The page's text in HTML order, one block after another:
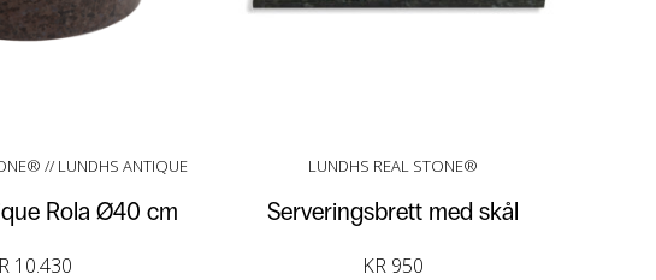
// LUNDHS ANTIQUE
Rola Ø40 cm
10.430
LUNDHS REAL STONE®
Serveringsbrett med skål
KR 950